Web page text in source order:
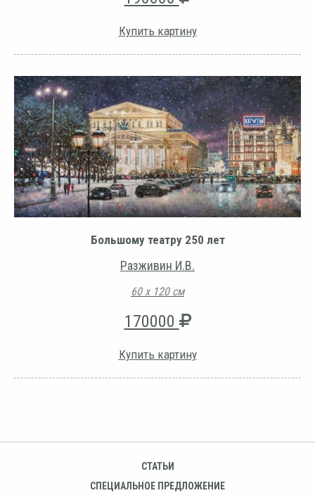
Купить картину
Большому театру 250 лет
Разживин И.В.
60 х 120 см
170000
Купить картину
СТАТЬИ
СПЕЦИАЛЬНОЕ ПРЕДЛОЖЕНИЕ